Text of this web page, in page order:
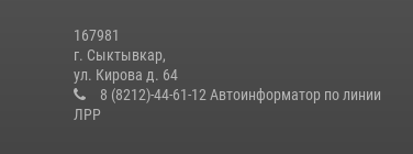
167981
г. Сыктывкар,
ул. Кирова д. 64
8 (8212)-44-61-12 Автоинформатор по линии
ЛРР